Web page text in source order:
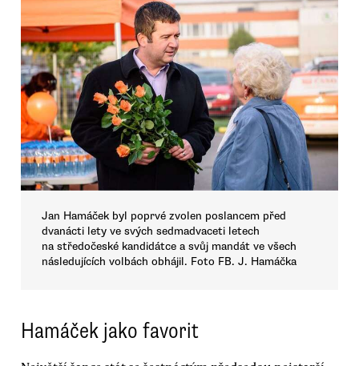
Jan Hamáček byl poprvé zvolen poslancem před
dvanácti lety ve svých sedmadvaceti letech
na středočeské kandidátce a svůj mandát ve všech
následujících volbách obhájil. Foto FB. J. Hamáčka
Hamáček jako favorit